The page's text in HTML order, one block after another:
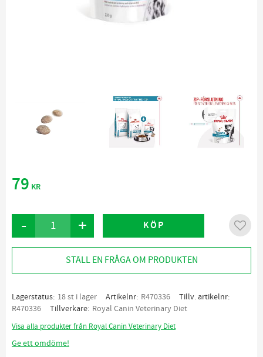
79 KR
+
- KÖP Lägg
STÄLL EN FRÅGA OM PRODUKTEN
Lagerstatus 18 st i lager Artikelnr R470336
Tillv. artikelnr
R470336
Tillverkare Royal Canin Veterinary Diet
Visa alla produkter från Royal Canin Veterinary Diet
Ge ett omdöme!